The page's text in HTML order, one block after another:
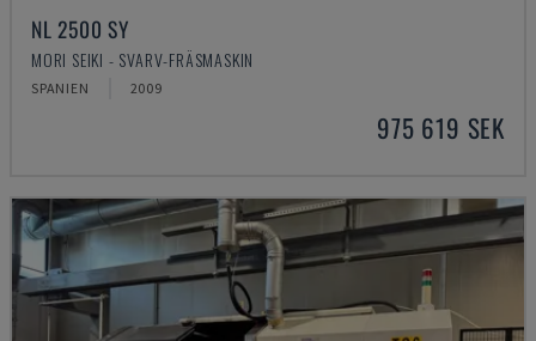
NL 2500 SY
MORI SEIKI - SVARV-FRÄSMASKIN
SPANIEN 2009
975 619 SEK